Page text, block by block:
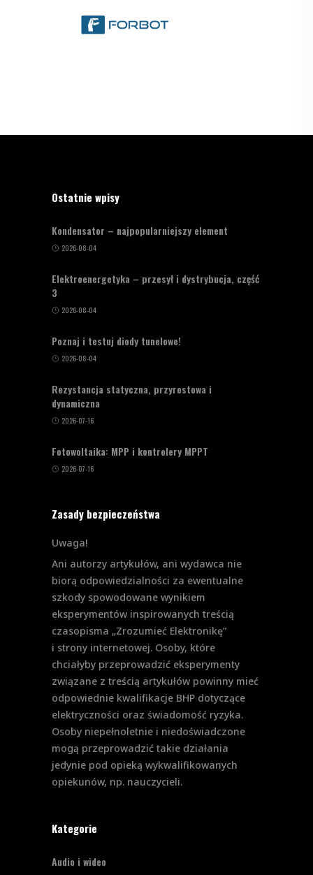
Ostatnie wpisy
Kondensator – najpopularniejszy element
2026-08-04
Elektroenergetyka – przesył i dystrybucja, część
3
2026-08-04
Poznaj i testuj diody tunelowe!
2026-08-04
Rezystancja statyczna, przyrostowa i
dynamiczna
2026-07-16
Fotowoltaika: MPP i kontrolery MPPT
2026-07-16
Zasady bezpieczeństwa
Uwaga!
Ani autorzy artykułów, ani wydawca nie
biorą odpowiedzialności za ewentualne
szkody spowodowane wynikiem
eksperymentów inspirowanych treścią
czasopisma „Zrozumieć Elektronikę”
i strony internetowej. Osoby, które
chciałyby przeprowadzić eksperymenty
związane z treścią artykułów powinny mieć
odpowiednie kwalifikacje BHP dotyczące
elektryczności oraz świadomość ryzyka.
Osoby niepełnoletnie i niedoświadczone
mogą przeprowadzić takie działania
jedynie pod opieką wykwalifikowanych
opiekunów, np. nauczycieli.
Kategorie
Audio i wideo